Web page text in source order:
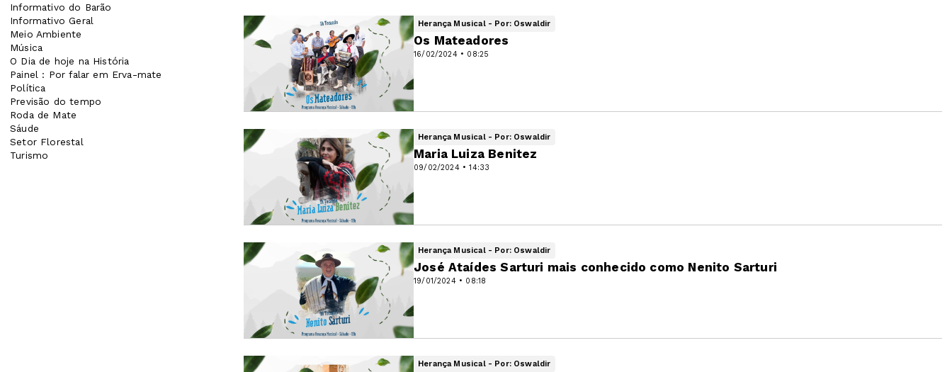
Informativo do Barão
Informativo Geral
Meio Ambiente
Música
O Dia de hoje na História
Painel : Por falar em Erva-mate
Política
Previsão do tempo
Roda de Mate
Sáude
Setor Florestal
Turismo
Herança Musical - Por: Oswaldir
16/02/2024 • 08:25
Os Mateadores
Herança Musical - Por: Oswaldir
09/02/2024 • 14:33
Maria Luiza Benitez
Herança Musical - Por: Oswaldir
19/01/2024 • 08:18
José Ataídes Sarturi mais conhecido como Nenito Sarturi
Herança Musical - Por: Oswaldir